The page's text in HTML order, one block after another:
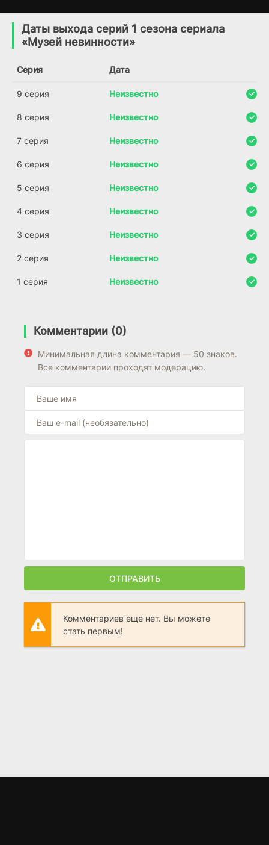
4.0
Даты выхода серий 1 сезона сериала
«Музей невинности»
Серия Дата
9 серия Неизвестно
8 серия Неизвестно
7 серия Неизвестно
6 серия Неизвестно
5 серия Неизвестно
4 серия Неизвестно
3 серия Неизвестно
2 серия Неизвестно
1 серия Неизвестно
Комментарии (0)
Минимальная длина комментария — 50 знаков.
Все комментарии проходят модерацию.
ОТПРАВИТЬ
Комментариев еще нет. Вы можете
стать первым!